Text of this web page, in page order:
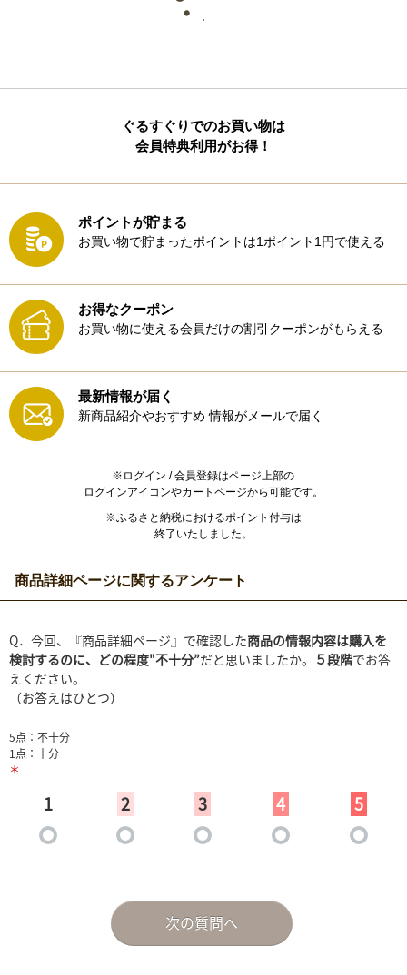
ぐるすぐりでのお買い物は
会員特典利用がお得！
ポイントが貯まる
お買い物で貯まったポイントは1ポイント1円で使える
お得なクーポン
お買い物に使える会員だけの割引クーポンがもらえる
最新情報が届く
新商品紹介やおすすめ 情報がメールで届く
※ログイン / 会員登録はページ上部の
ログインアイコンやカートページから可能です。
※ふるさと納税におけるポイント付与は
終了いたしました。
商品詳細ページに関するアンケート